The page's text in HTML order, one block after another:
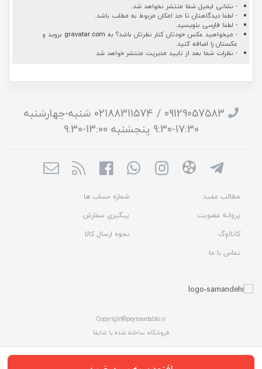
- نشانی ایمیل شما منتشر نخواهد شد.
- لطفا دیدگاهتان تا حد امکان مربوط به مطلب باشد.
- لطفا فارسی بنویسید.
- میخواهید عکس خودتان کنار نظرتان باشد؟ به gravatar.com بروید و
عکستان را اضافه کنید.
- نظرات شما بعد از تایید مدیریت منتشر خواهد شد
09129057583 / 02188311574 شنبه-چهارشنبه
17:30-9:30 پنجشنبه 13:00-9:30
مطالب مفید
شماره حساب ها
پروانه عضویت
پیگیری سفارش
کاتالوگ
نحوه ارسال کالا
تماس با ما
Copyright©peymantablo.ir
فروشگاه ساخته شده با شاپفا